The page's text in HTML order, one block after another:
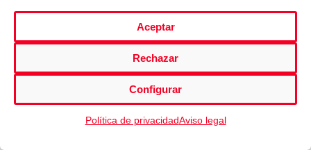
Aceptar
Rechazar
Configurar
Política de privacidadAviso legal
instalaciones deportivas. Impulsada por Diego
Casares, la petición para la recogida de firmas
así: «Tras el fallecimiento del árbitro Pepe San
Agustín, creo que no habría mayor homenaje que el
de poner su nombre a uno de los pabellones de
Salamanca, ya que además de haber sido una